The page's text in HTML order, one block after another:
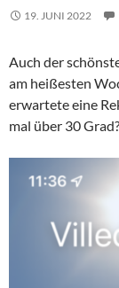
19. JUNI 2022
Auch der
am heißesten
erwartete eine
mal über 30 Grad?